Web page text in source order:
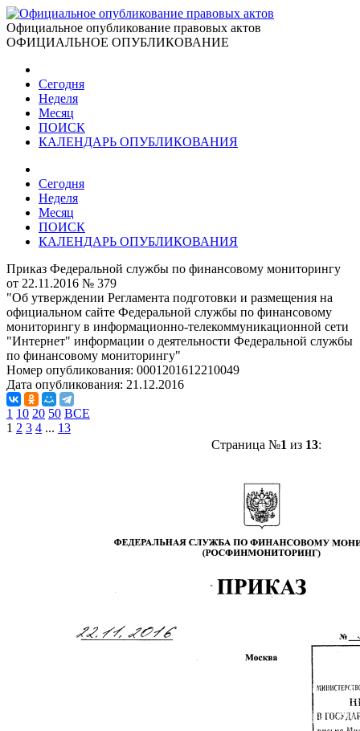
Официальное опубликование правовых актов
ОФИЦИАЛЬНОЕ ОПУБЛИКОВАНИЕ
Сегодня
Неделя
Месяц
ПОИСК
КАЛЕНДАРЬ ОПУБЛИКОВАНИЯ
Сегодня
Неделя
Месяц
ПОИСК
КАЛЕНДАРЬ ОПУБЛИКОВАНИЯ
Приказ Федеральной службы по финансовому мониторингу
от 22.11.2016 № 379
"Об утверждении Регламента подготовки и размещения на
официальном сайте Федеральной службы по финансовому
мониторингу в информационно-телекоммуникационной сети
"Интернет" информации о деятельности Федеральной службы
по финансовому мониторингу"
Номер опубликования: 0001201612210049
Дата опубликования: 21.12.2016
1 10 20 50 ВСЕ
1 2 3 4 ... 13
Страница №1 из 13: